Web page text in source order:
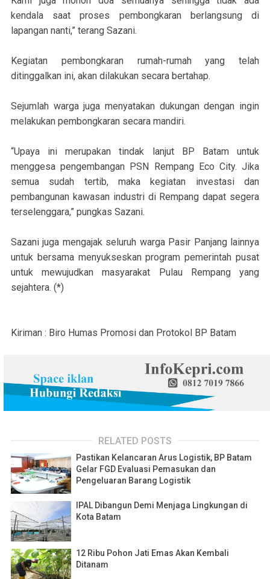
kendala saat proses pembongkaran berlangsung di
lapangan nanti,” terang Sazani.
Kegiatan pembongkaran rumah-rumah yang telah
ditinggalkan ini, akan dilakukan secara bertahap.
Sejumlah warga juga menyatakan dukungan dengan ingin
melakukan pembongkaran secara mandiri.
“Upaya ini merupakan tindak lanjut BP Batam untuk
menggesa pengembangan PSN Rempang Eco City. Jika
semua sudah tertib, maka kegiatan investasi dan
pembangunan kawasan industri di Rempang dapat segera
terselenggara,” pungkas Sazani.
Sazani juga mengajak seluruh warga Pasir Panjang lainnya
untuk bersama menyukseskan program pemerintah pusat
untuk mewujudkan masyarakat Pulau Rempang yang
sejahtera. (*)
Kiriman : Biro Humas Promosi dan Protokol BP Batam
RELATED POSTS
Pastikan Kelancaran Arus Logistik, BP Batam
Gelar FGD Evaluasi Pemasukan dan
Pengeluaran Barang Logistik
IPAL Dibangun Demi Menjaga Lingkungan di
Kota Batam
12 Ribu Pohon Jati Emas Akan Kembali
Ditanam